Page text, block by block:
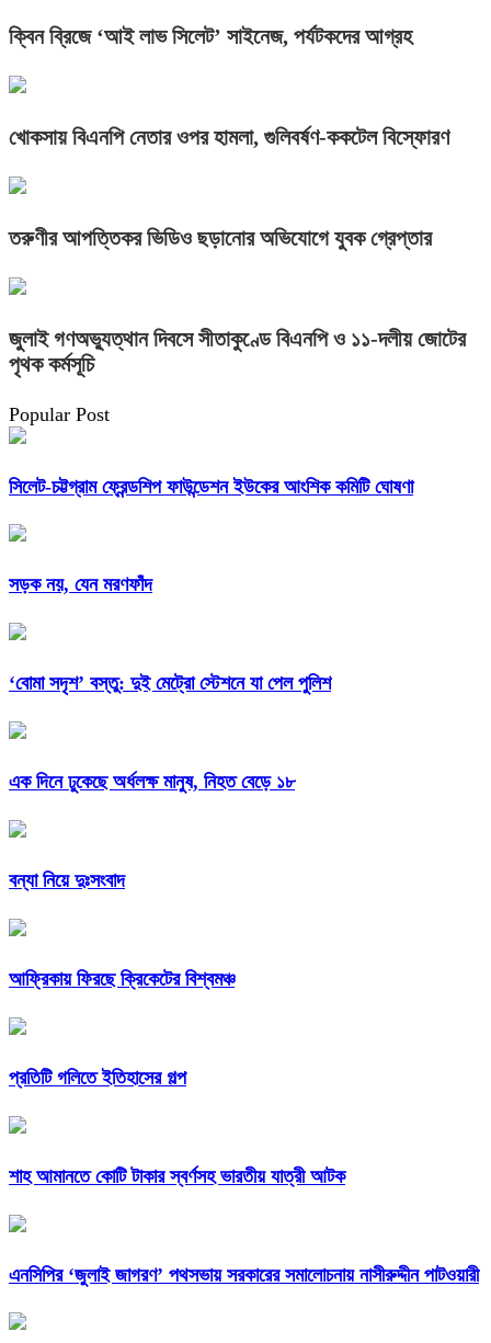
ক্বিন ব্রিজে ‘আই লাভ সিলেট’ সাইনেজ, পর্যটকদের আগ্রহ
খোকসায় বিএনপি নেতার ওপর হামলা, গুলিবর্ষণ-ককটেল বিস্ফোরণ
তরুণীর আপত্তিকর ভিডিও ছড়ানোর অভিযোগে যুবক গ্রেপ্তার
জুলাই গণঅভ্যুত্থান দিবসে সীতাকুণ্ডে বিএনপি ও ১১-দলীয় জোটের
পৃথক কর্মসূচি
Popular Post
সিলেট-চট্টগ্রাম ফ্রেন্ডশিপ ফাউন্ডেশন ইউকের আংশিক কমিটি ঘোষণা
সড়ক নয়, যেন মরণফাঁদ
‘বোমা সদৃশ’ বস্তু: দুই মেট্রো স্টেশনে যা পেল পুলিশ
এক দিনে ঢুকেছে অর্ধলক্ষ মানুষ, নিহত বেড়ে ১৮
বন্যা নিয়ে দুঃসংবাদ
আফ্রিকায় ফিরছে ক্রিকেটের বিশ্বমঞ্চ
প্রতিটি গলিতে ইতিহাসের গল্প
শাহ আমানতে কোটি টাকার স্বর্ণসহ ভারতীয় যাত্রী আটক
এনসিপির ‘জুলাই জাগরণ’ পথসভায় সরকারের সমালোচনায় নাসীরুদ্দীন পাটওয়ারী